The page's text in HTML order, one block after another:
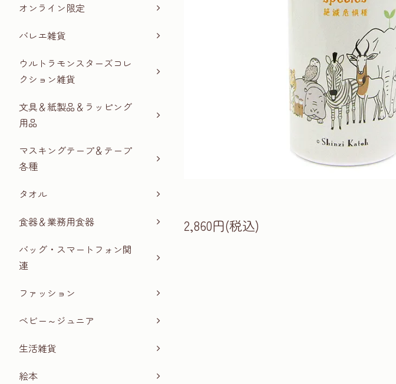
オンライン限定
バレエ雑貨
ウルトラモンスターズコレ
クション雑貨
文具＆紙製品＆ラッピング
用品
マスキングテープ＆テープ
各種
タオル
食器＆業務用食器
バッグ・スマートフォン関
連
ファッション
ベビー～ジュニア
生活雑貨
絵本
2,860円(税込)